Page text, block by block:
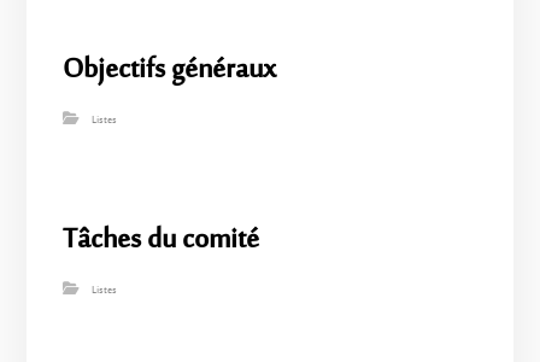
Objectifs généraux
Listes
Tâches du comité
Listes